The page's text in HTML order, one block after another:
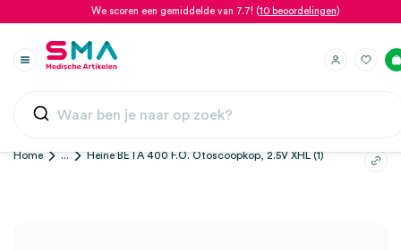
We scoren een gemiddelde van 7.7! (10 beoordelingen)
Home ... Heine BETA 400 F.O. Otoscoopkop, 2.5V XHL (1)